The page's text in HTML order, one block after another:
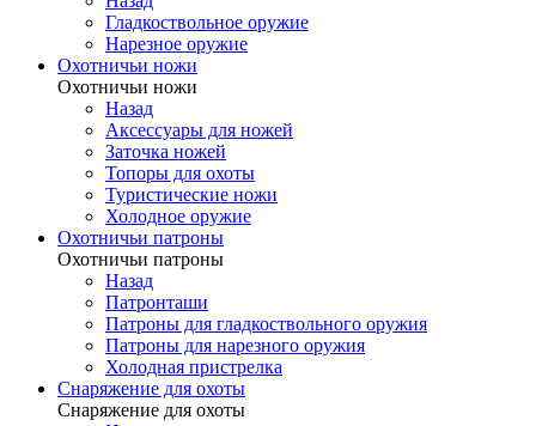
Гладкоствольное оружие
Нарезное оружие
Охотничьи ножи
Охотничьи ножи
Назад
Аксессуары для ножей
Заточка ножей
Топоры для охоты
Туристические ножи
Холодное оружие
Охотничьи патроны
Охотничьи патроны
Назад
Патронташи
Патроны для гладкоствольного оружия
Патроны для нарезного оружия
Холодная пристрелка
Снаряжение для охоты
Снаряжение для охоты